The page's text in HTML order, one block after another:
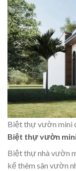
Biệt thự vườn mini
Biệt thự vườn
Biệt thự nhà vườn
kế thêm sân vườn